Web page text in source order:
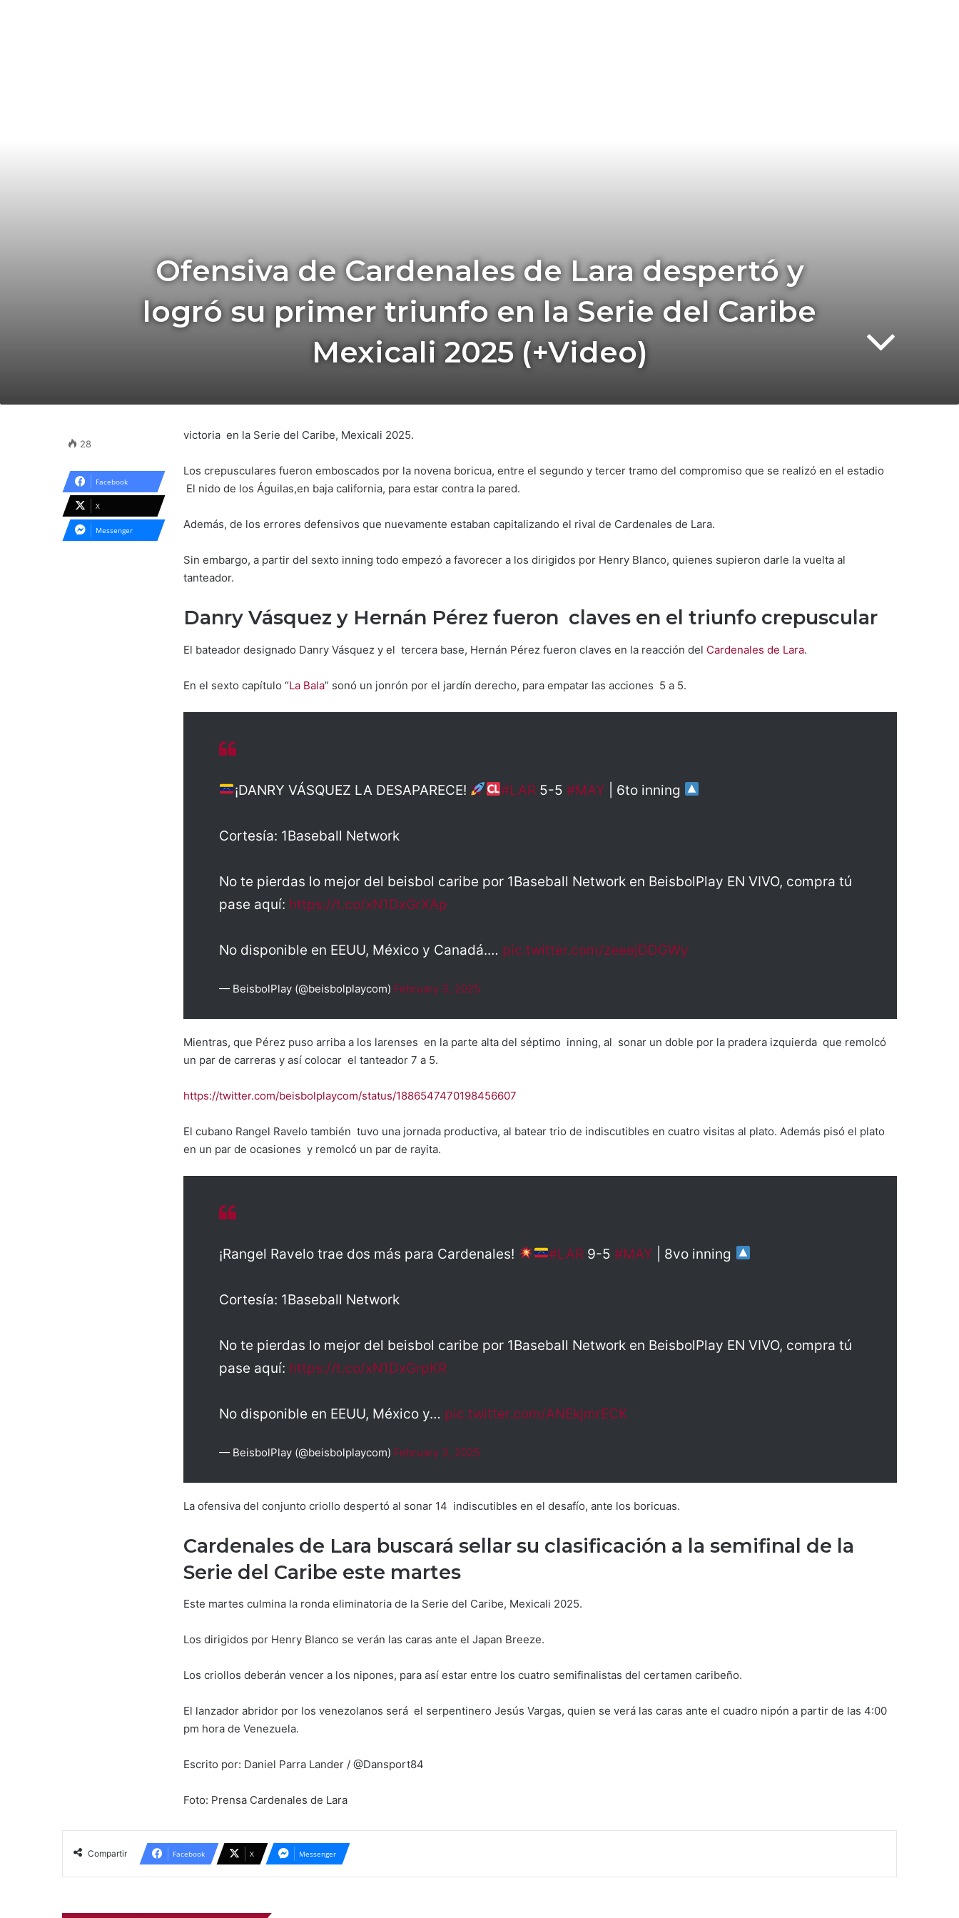
Ofensiva de Cardenales de Lara despertó y
logró su primer triunfo en la Serie del Caribe
Mexicali 2025 (+Video)
victoria en la Serie del Caribe, Mexicali 2025.
Los crepusculares fueron emboscados por la novena boricua, entre el segundo y tercer tramo del compromiso que se realizó en el estadio
El nido de los Águilas,en baja california, para estar contra la pared.
Además, de los errores defensivos que nuevamente estaban capitalizando el rival de Cardenales de Lara.
Sin embargo, a partir del sexto inning todo empezó a favorecer a los dirigidos por Henry Blanco, quienes supieron darle la vuelta al
tanteador.
Danry Vásquez y Hernán Pérez fueron claves en el triunfo crepuscular
El bateador designado Danry Vásquez y el tercera base, Hernán Pérez fueron claves en la reacción del Cardenales de Lara.
En el sexto capítulo “La Bala” sonó un jonrón por el jardín derecho, para empatar las acciones 5 a 5.
¡DANRY VÁSQUEZ LA DESAPARECE! #LAR 5-5 #MAY | 6to inning
Cortesía: 1Baseball Network
No te pierdas lo mejor del beisbol caribe por 1Baseball Network en BeisbolPlay EN VIVO, compra tú
pase aquí: https://t.co/xN1DxGrXAp
No disponible en EEUU, México y Canadá.… pic.twitter.com/zeeejDDGWy
— BeisbolPlay (@beisbolplaycom) February 3, 2025
Mientras, que Pérez puso arriba a los larenses en la parte alta del séptimo inning, al sonar un doble por la pradera izquierda que remolcó
un par de carreras y así colocar el tanteador 7 a 5.
https://twitter.com/beisbolplaycom/status/1886547470198456607
El cubano Rangel Ravelo también tuvo una jornada productiva, al batear trio de indiscutibles en cuatro visitas al plato. Además pisó el plato
en un par de ocasiones y remolcó un par de rayita.
¡Rangel Ravelo trae dos más para Cardenales! #LAR 9-5#MAY | 8vo inning
Cortesía: 1Baseball Network
No te pierdas lo mejor del beisbol caribe por 1Baseball Network en BeisbolPlay EN VIVO, compra tú
pase aquí: https://t.co/xN1DxGrpKR
No disponible en EEUU, México y… pic.twitter.com/ANEkjmrECK
— BeisbolPlay (@beisbolplaycom) February 3, 2025
La ofensiva del conjunto criollo despertó al sonar 14 indiscutibles en el desafío, ante los boricuas.
Cardenales de Lara buscará sellar su clasificación a la semifinal de la
Serie del Caribe este martes
Este martes culmina la ronda eliminatoria de la Serie del Caribe, Mexicali 2025.
Los dirigidos por Henry Blanco se verán las caras ante el Japan Breeze.
Los criollos deberán vencer a los nipones, para así estar entre los cuatro semifinalistas del certamen caribeño.
El lanzador abridor por los venezolanos será el serpentinero Jesús Vargas, quien se verá las caras ante el cuadro nipón a partir de las 4:00
pm hora de Venezuela.
Escrito por: Daniel Parra Lander / @Dansport84
Foto: Prensa Cardenales de Lara
28
Facebook
X
Messenger
Compartir Facebook X Messenger